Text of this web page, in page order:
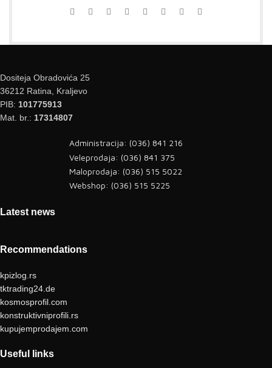
Dositeja Obradovića 25
36212 Ratina, Kraljevo
PIB: 101775913
Mat. br.: 17314807
Administracija: (036) 841 216
Veleprodaja: (036) 841 375
Maloprodaja: (036) 515 5022
Webshop: (036) 515 5225
Latest news
Recommendations
kpizlog.rs
tktrading24.de
kosmosprofil.com
konstruktivniprofili.rs
kupujemprodajem.com
Useful links